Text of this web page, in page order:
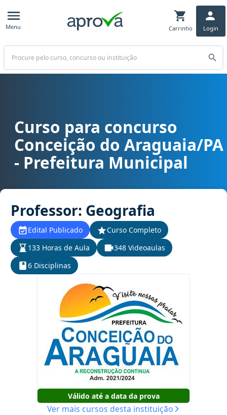
Menu Carrinho Login
Buscar
Curso para concurso Conceição do Araguaia/PA - Prefeitura
Curso para concurso
Conceição do Araguaia/PA
- Prefeitura Municipal
Professor: Geografia
Edital Publicado
Curso Completo
133 Horas de Aula
348 Videoaulas
6 Disciplinas
Válido até a data da prova
Ver mais cursos desta instituição